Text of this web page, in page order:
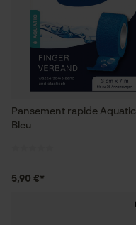
Pansement rapide Aquatic
Bleu
5,90 €*